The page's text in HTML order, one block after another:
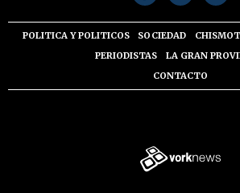
POLITICA Y POLITICOS SOCIEDAD
PERIODISTAS
LA GRAN
CONTACTO